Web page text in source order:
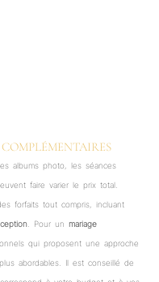
albums photo, les séances
faire varier le prix total.
forfaits tout compris, incluant
. Pour un mariage
qui proposent une approche
abordables. Il est conseillé de